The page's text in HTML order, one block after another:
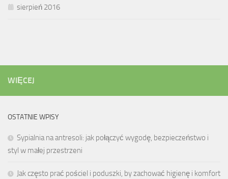
sierpień 2016
WIĘCEJ
OSTATNIE WPISY
Sypialnia na antresoli: jak połączyć wygodę, bezpieczeństwo i
styl w małej przestrzeni
Jak często prać pościel i poduszki, by zachować higienę i komfort